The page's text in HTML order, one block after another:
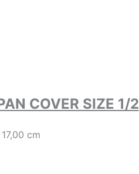
COVER SIZE 1/2
cm